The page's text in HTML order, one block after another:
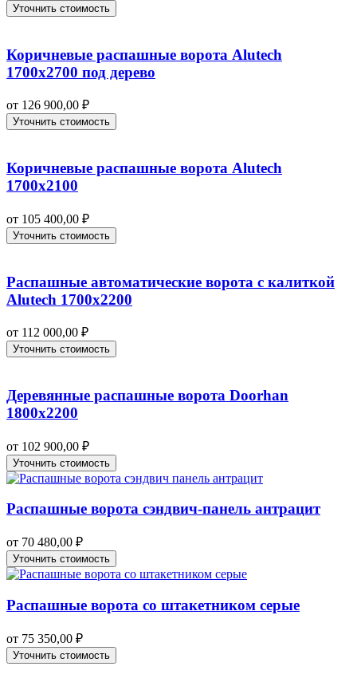
Уточнить стоимость
Коричневые распашные ворота Alutech
1700х2700 под дерево
от 126 900,00 ₽
Уточнить стоимость
Коричневые распашные ворота Alutech
1700х2100
от 105 400,00 ₽
Уточнить стоимость
Распашные автоматические ворота с калиткой
Alutech 1700х2200
от 112 000,00 ₽
Уточнить стоимость
Деревянные распашные ворота Doorhan
1800х2200
от 102 900,00 ₽
Уточнить стоимость
Распашные ворота сэндвич-панель антрацит
от 70 480,00 ₽
Уточнить стоимость
Распашные ворота со штакетником серые
от 75 350,00 ₽
Уточнить стоимость